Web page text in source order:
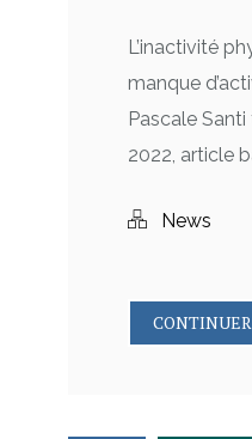
L’inactivité
manque
Pascale
2022, article
News